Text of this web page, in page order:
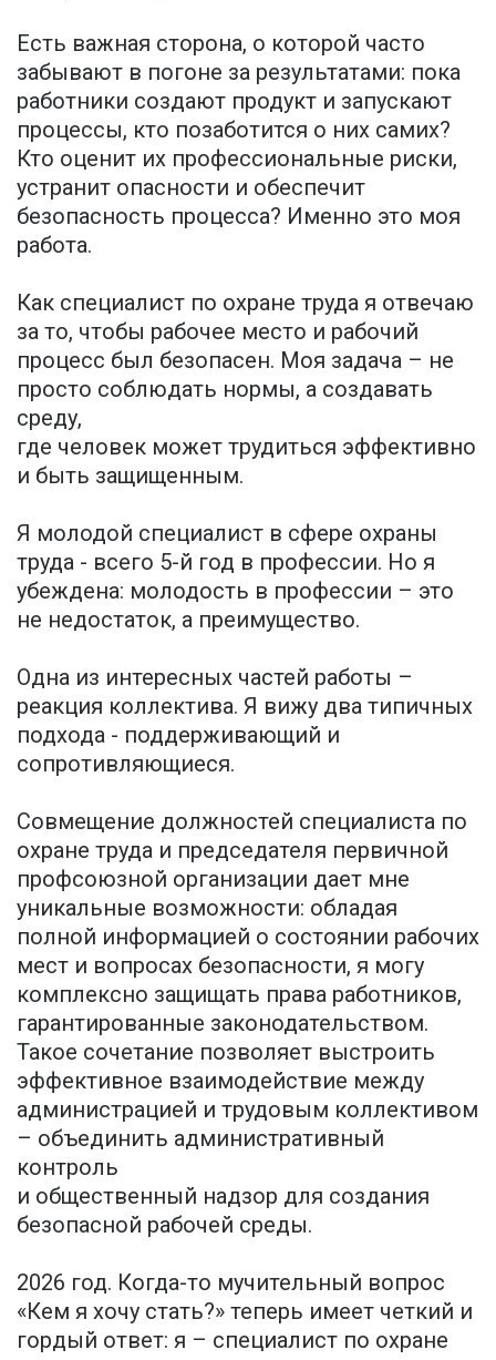
Есть важная сторона, о которой часто
забывают в погоне за результатами: пока
работники создают продукт и запускают
процессы, кто позаботится о них самих?
Кто оценит их профессиональные риски,
устранит опасности и обеспечит
безопасность процесса? Именно это моя
работа.
Как специалист по охране труда я отвечаю
за то, чтобы рабочее место и рабочий
процесс был безопасен. Моя задача – не
просто соблюдать нормы, а создавать
среду,
где человек может трудиться эффективно
и быть защищенным.
Я молодой специалист в сфере охраны
труда - всего 5-й год в профессии. Но я
убеждена: молодость в профессии – это
не недостаток, а преимущество.
Одна из интересных частей работы –
реакция коллектива. Я вижу два типичных
подхода - поддерживающий и
сопротивляющиеся.
Совмещение должностей специалиста по
охране труда и председателя первичной
профсоюзной организации дает мне
уникальные возможности: обладая
полной информацией о состоянии рабочих
мест и вопросах безопасности, я могу
комплексно защищать права работников,
гарантированные законодательством.
Такое сочетание позволяет выстроить
эффективное взаимодействие между
администрацией и трудовым коллективом
– объединить административный
контроль
и общественный надзор для создания
безопасной рабочей среды.
2026 год. Когда-то мучительный вопрос
«Кем я хочу стать?» теперь имеет четкий и
гордый ответ: я – специалист по охране